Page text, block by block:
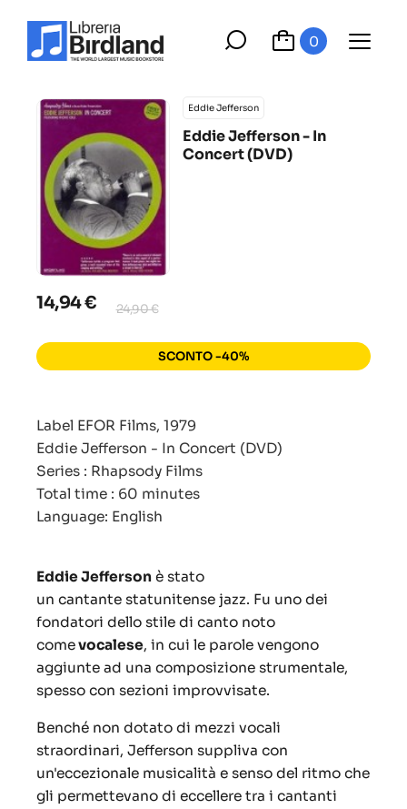
0
Eddie Jefferson
Eddie Jefferson - In
Concert (DVD)
14,94 € 24,90 €
SCONTO -40%
Label EFOR Films, 1979
Eddie Jefferson - In Concert (DVD)
Series : Rhapsody Films
Total time : 60 minutes
Language: English
Eddie Jefferson è stato
un cantante statunitense jazz. Fu uno dei
fondatori dello stile di canto noto
comevocalese, in cui le parole vengono
aggiunte ad una composizione strumentale,
spesso con sezioni improvvisate.
Benché non dotato di mezzi vocali
straordinari, Jefferson suppliva con
un'eccezionale musicalità e senso del ritmo che
gli permettevano di eccellere tra i cantanti